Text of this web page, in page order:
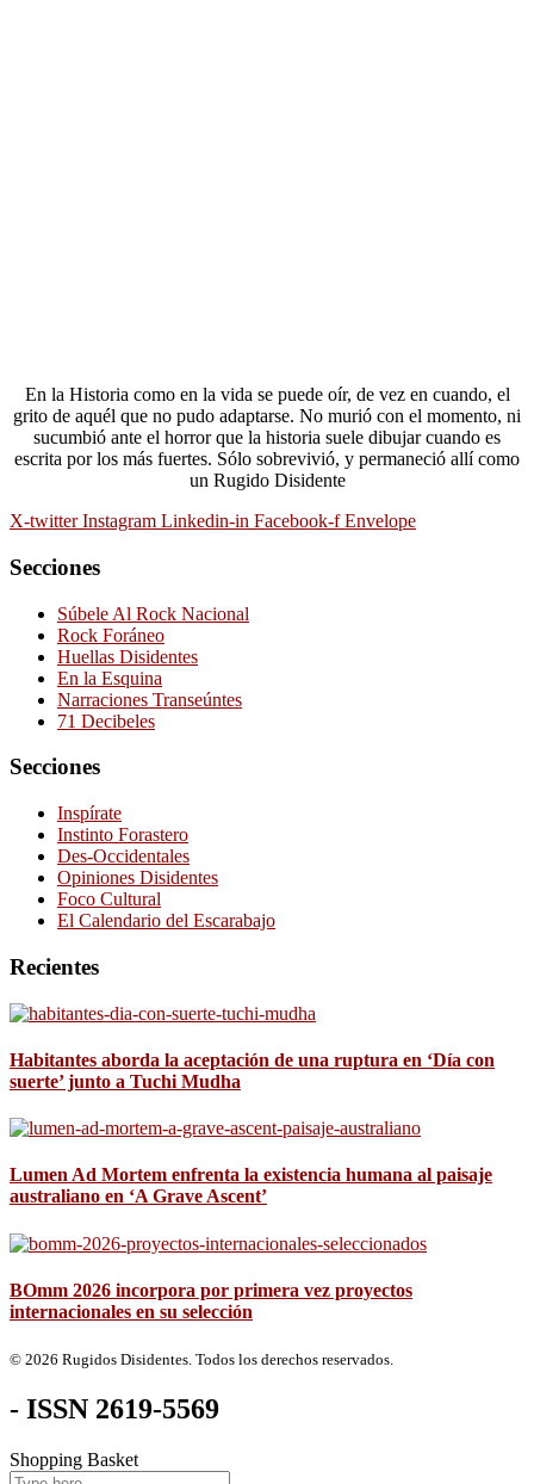
En la Historia como en la vida se puede oír, de vez en cuando, el
grito de aquél que no pudo adaptarse. No murió con el momento, ni
sucumbió ante el horror que la historia suele dibujar cuando es
escrita por los más fuertes. Sólo sobrevivió, y permaneció allí como
un Rugido Disidente
X-twitter Instagram Linkedin-in Facebook-f Envelope
Secciones
Súbele Al Rock Nacional
Rock Foráneo
Huellas Disidentes
En la Esquina
Narraciones Transeúntes
71 Decibeles
Secciones
Inspírate
Instinto Forastero
Des-Occidentales
Opiniones Disidentes
Foco Cultural
El Calendario del Escarabajo
Recientes
Habitantes aborda la aceptación de una ruptura en ‘Día con
suerte’ junto a Tuchi Mudha
Lumen Ad Mortem enfrenta la existencia humana al paisaje
australiano en ‘A Grave Ascent’
BOmm 2026 incorpora por primera vez proyectos
internacionales en su selección
© 2026 Rugidos Disidentes. Todos los derechos reservados.
- ISSN 2619-5569
Shopping Basket